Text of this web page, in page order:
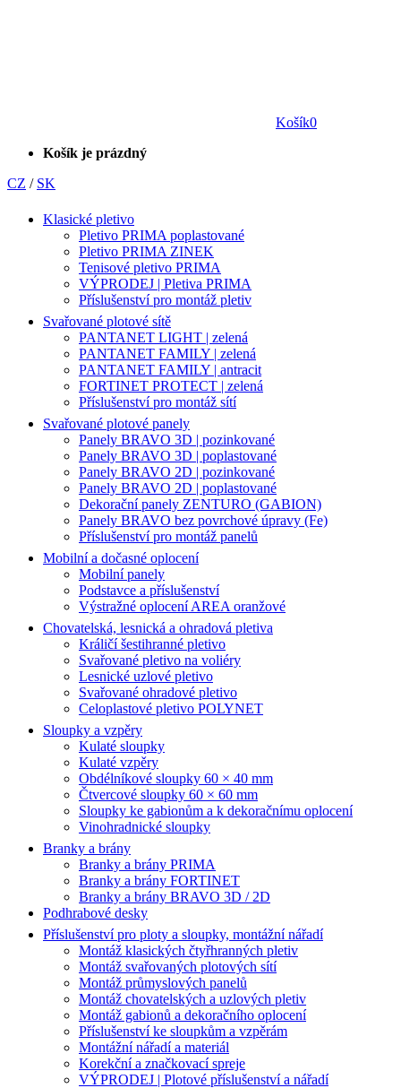
Košík0
Košík je prázdný
CZ / SK
Klasické pletivo
Pletivo PRIMA poplastované
Pletivo PRIMA ZINEK
Tenisové pletivo PRIMA
VÝPRODEJ | Pletiva PRIMA
Příslušenství pro montáž pletiv
Svařované plotové sítě
PANTANET LIGHT | zelená
PANTANET FAMILY | zelená
PANTANET FAMILY | antracit
FORTINET PROTECT | zelená
Příslušenství pro montáž sítí
Svařované plotové panely
Panely BRAVO 3D | pozinkované
Panely BRAVO 3D | poplastované
Panely BRAVO 2D | pozinkované
Panely BRAVO 2D | poplastované
Dekorační panely ZENTURO (GABION)
Panely BRAVO bez povrchové úpravy (Fe)
Příslušenství pro montáž panelů
Mobilní a dočasné oplocení
Mobilní panely
Podstavce a příslušenství
Výstražné oplocení AREA oranžové
Chovatelská, lesnická a ohradová pletiva
Králičí šestihranné pletivo
Svařované pletivo na voliéry
Lesnické uzlové pletivo
Svařované ohradové pletivo
Celoplastové pletivo POLYNET
Sloupky a vzpěry
Kulaté sloupky
Kulaté vzpěry
Obdélníkové sloupky 60 × 40 mm
Čtvercové sloupky 60 × 60 mm
Sloupky ke gabionům a k dekoračnímu oplocení
Vinohradnické sloupky
Branky a brány
Branky a brány PRIMA
Branky a brány FORTINET
Branky a brány BRAVO 3D / 2D
Podhrabové desky
Příslušenství pro ploty a sloupky, montážní nářadí
Montáž klasických čtyřhranných pletiv
Montáž svařovaných plotových sítí
Montáž průmyslových panelů
Montáž chovatelských a uzlových pletiv
Montáž gabionů a dekoračního oplocení
Příslušenství ke sloupkům a vzpěrám
Montážní nářadí a materiál
Korekční a značkovací spreje
VÝPRODEJ | Plotové příslušenství a nářadí